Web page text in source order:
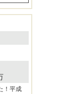
！平成